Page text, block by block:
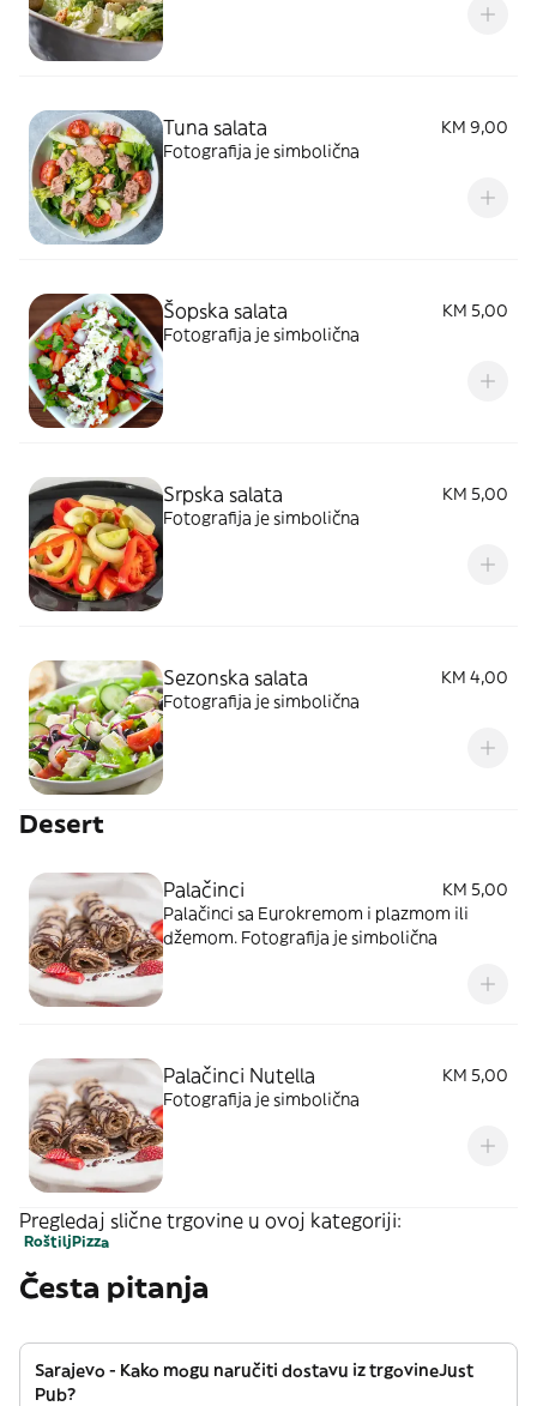
Tuna salata
KM 9,00
Fotografija je simbolična
Šopska salata
KM 5,00
Fotografija je simbolična
Srpska salata
KM 5,00
Fotografija je simbolična
Sezonska salata
KM 4,00
Fotografija je simbolična
Desert
Palačinci
KM 5,00
Palačinci sa Eurokremom i plazmom ili
džemom. Fotografija je simbolična
Palačinci Nutella
KM 5,00
Fotografija je simbolična
Pregledaj slične trgovine u ovoj kategoriji:
RoštiljPizza
Česta pitanja
Sarajevo - Kako mogu naručiti dostavu iz trgovineJust
Pub?